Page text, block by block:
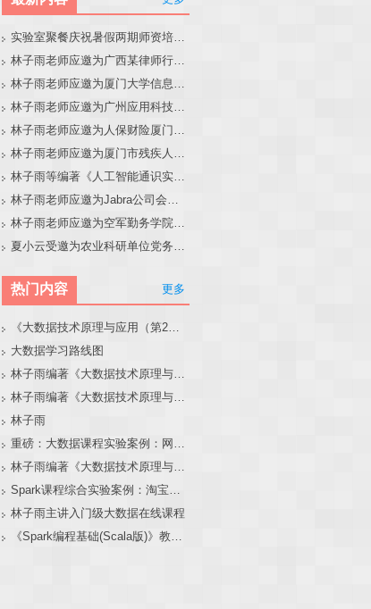
实验室聚餐庆祝暑假两期师资培训班圆满结束
林子雨老师应邀为广西某律师行业培训班做大模型和智能体讲座
林子雨老师应邀为广州应用科技学院做大模型和智能体讲座
林子雨等编著《人工智能通识实践教程》教材官网
热门内容 更多
《大数据技术原理与应用（第2版）》教材官网
大数据学习路线图
林子雨编著《大数据技术原理与应用（第3版）》教材官网
林子雨编著《大数据技术原理与应用》教材配套大数据软件安装和编程实践指南
林子雨
林子雨编著《大数据技术原理与应用（第3版）》教材配套大数据软件安装和编程实践指南
林子雨主讲入门级大数据在线课程
《Spark编程基础(Scala版)》教材官网